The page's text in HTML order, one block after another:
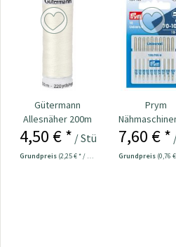
Gütermann
Allesnäher 200m
Fb. 001 - natur
4,50 € * / Stück
Grundpreis (2,25 € * / 100 Meter)
Prym
130/705
Universal...
7,60 € *
Grundpreis (0,76 € * / 1